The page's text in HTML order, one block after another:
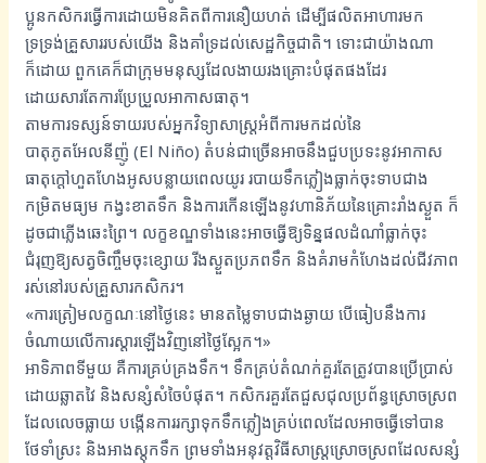
ប្អូនកសិករធ្វើការដោយមិនគិតពីការនឿយហត់ ដើម្បីផលិតអាហារមក
ទ្រទ្រង់គ្រួសាររបស់យើង និងគាំទ្រដល់សេដ្ឋកិច្ចជាតិ។ ទោះជាយ៉ាងណា
ក៏ដោយ ពួកគេក៏ជាក្រុមមនុស្សដែលងាយរងគ្រោះបំផុតផងដែរ
ដោយសារតែការប្រែប្រួលអាកាសធាតុ។
តាមការទស្សន៍ទាយរបស់អ្នកវិទ្យាសាស្ត្រអំពីការមកដល់នៃ
បាតុភូតអែលនីញ៉ូ (El Niño) តំបន់ជាច្រើនអាចនឹងជួបប្រទះនូវអាកាស
ធាតុក្តៅហួតហែងអូសបន្លាយពេលយូរ របាយទឹកភ្លៀងធ្លាក់ចុះទាបជាង
កម្រិតមធ្យម កង្វះខាតទឹក និងការកើនឡើងនូវហានិភ័យនៃគ្រោះរាំងស្ងួត ក៏
ដូចជាភ្លើងឆេះព្រៃ។ លក្ខខណ្ឌទាំងនេះអាចធ្វើឱ្យទិន្នផលដំណាំធ្លាក់ចុះ
ជំរុញឱ្យសត្វចិញ្ចឹមចុះខ្សោយ រីងស្ងួតប្រភពទឹក និងគំរាមកំហែងដល់ជីវភាព
រស់នៅរបស់គ្រួសារកសិករ។
«ការត្រៀមលក្ខណៈនៅថ្ងៃនេះ មានតម្លៃទាបជាងឆ្ងាយ បើធៀបនឹងការ
ចំណាយលើការស្តារឡើងវិញនៅថ្ងៃស្អែក។»
អាទិភាពទីមួយ គឺការគ្រប់គ្រងទឹក។ ទឹកគ្រប់តំណក់គួរតែត្រូវបានប្រើប្រាស់
ដោយឆ្លាតវៃ និងសន្សំសំចៃបំផុត។ កសិករគួរតែជួសជុលប្រព័ន្ធស្រោចស្រព
ដែលលេចធ្លាយ បង្កើនការរក្សាទុកទឹកភ្លៀងគ្រប់ពេលដែលអាចធ្វើទៅបាន
ថែទាំស្រះ និងអាងស្តុកទឹក ព្រមទាំងអនុវត្តវិធីសាស្ត្រស្រោចស្រពដែលសន្សំ